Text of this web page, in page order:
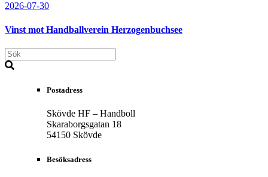
2026-07-30
Vinst mot Handballverein Herzogenbuchsee
Postadress
Skövde HF – Handboll
Skaraborgsgatan 18
54150 Skövde
Besöksadress